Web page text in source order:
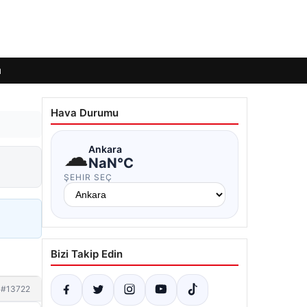
#13722
Hava Durumu
☁Ankara
NaN°C
ŞEHIR SEÇ
Bizi Takip Edin